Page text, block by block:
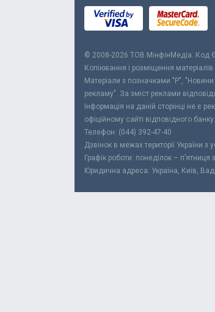
© 2008-2026 ТОВ МiнфiнМедiа. Код
Копіювання і розміщення
Матеріали з позначками "Р",
рекламу". За зміст реклами
Інформація на даній сторінці не є
офіційному сайті відповідного банку.
Телефон: (044) 392-47-40
Дзвінок в межах території України з
Графік роботи: понеділок –
Юридична адреса: Україна, Київ,